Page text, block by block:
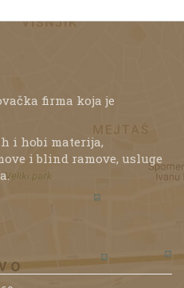
firma koja je
i hobi materija,
i blind ramove, usluge